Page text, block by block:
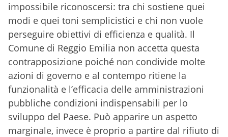
impossibile riconoscersi: tra chi sostiene quei
modi e quei toni semplicistici e chi non vuole
perseguire obiettivi di efficienza e qualità. Il
Comune di Reggio Emilia non accetta questa
contrapposizione poiché non condivide molte
azioni di governo e al contempo ritiene la
funzionalità e l’efficacia delle amministrazioni
pubbliche condizioni indispensabili per lo
sviluppo del Paese. Può apparire un aspetto
marginale, invece è proprio a partire dal rifiuto di